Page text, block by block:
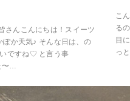
さんこんにちは！スイーツ
か天気♪ そんな日は、の
ですね♡ と言う事
…
こ
る
目
っ